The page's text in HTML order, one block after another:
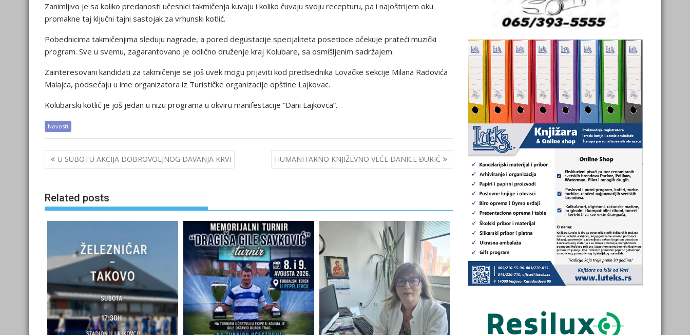
Zanimljivo je sa koliko predanosti učesnici takmičenja kuvaju i koliko čuvaju svoju recepturu, pa i najoštrijem oku
promakne taj ključni tajni sastojak za vrhunski kotlić.
Pobednicima takmičenjima sleduju nagrade, a pored degustacije specijaliteta posetioce očekuje prateći muzički
program. Sve u svemu, zagarantovano je odlično druženje kraj Kolubare, sa osmišljenim sadržajem.
Zainteresovani kandidati za takmičenje se još uvek mogu prijaviti kod predsednika Lovačke sekcije Milana Radovića
Malajca, podsećaju u ime organizatora iz Turističke organizacije opštine Lajkovac.
Kolubarski kotlić je još jedan u nizu programa u okviru manifestacije “Dani Lajkovca”.
Novosti
Post
navigation
U SUBOTU AKCIJA DOBROVOLJNOG DAVANJA KRVI HUMANITARNO KNJIŽEVNO VEĆE DANICE ĐURIĆ
Related posts